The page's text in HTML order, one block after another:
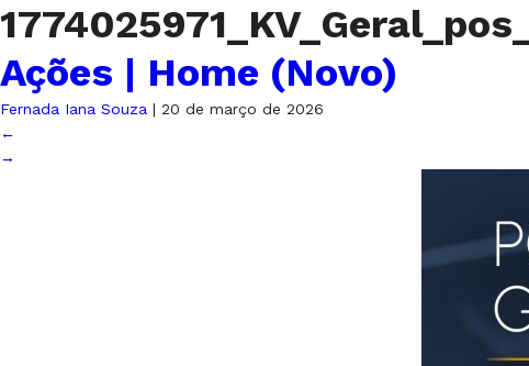
Ações | Home (Novo)
Fernada Iana Souza | 20 de março de 2026
←
→